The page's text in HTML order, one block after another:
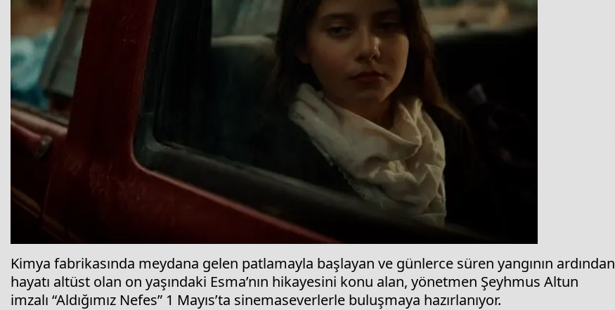
Kimya fabrikasında meydana gelen patlamayla başlayan ve günlerce süren yangının ardından
hayatı altüst olan on yaşındaki Esma’nın hikayesini konu alan, yönetmen Şeyhmus Altun
imzalı “Aldığımız Nefes” 1 Mayıs’ta sinemaseverlerle buluşmaya hazırlanıyor.